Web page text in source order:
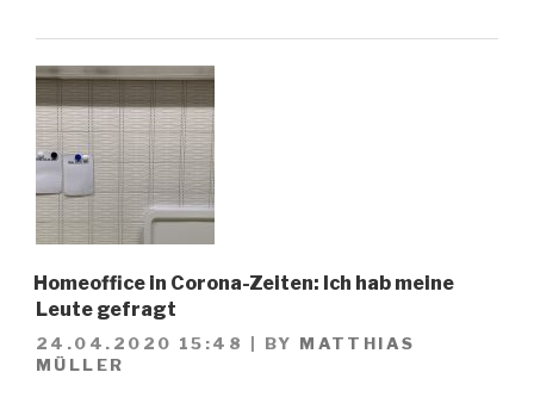
Homeoffice in Corona-Zeiten: Ich hab meine
Leute gefragt
24.04.2020 15:48 BY MATTHIAS
MÜLLER